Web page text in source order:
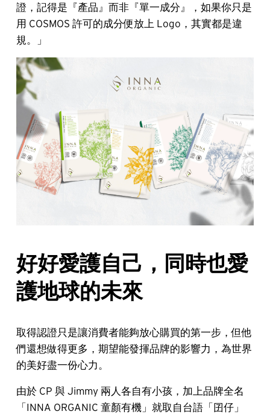
證，記得是『產品』而非『單一成分』，如果你只是
用 COSMOS 許可的成分便放上 Logo，其實都是違
規。」
好好愛護自己，同時也愛
護地球的未來
取得認證只是讓消費者能夠放心購買的第一步，但他
們還想做得更多，期望能發揮品牌的影響力，為世界
的美好盡一份心力。
由於 CP 與 Jimmy 兩人各自有小孩，加上品牌全名
「INNA ORGANIC 童顏有機」就取自台語「囝仔」